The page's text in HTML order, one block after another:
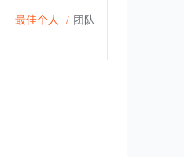
最佳个人 / 团队